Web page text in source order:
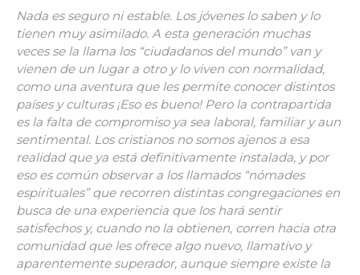
Nada es seguro ni estable. Los jóvenes lo saben y lo
tienen muy asimilado. A esta generación muchas
veces se la llama los “ciudadanos del mundo” van y
vienen de un lugar a otro y lo viven con normalidad,
como una aventura que les permite conocer distintos
países y culturas ¡Eso es bueno! Pero la contrapartida
es la falta de compromiso ya sea laboral, familiar y aun
sentimental. Los cristianos no somos ajenos a esa
realidad que ya está definitivamente instalada, y por
eso es común observar a los llamados “nómades
espirituales” que recorren distintas congregaciones en
busca de una experiencia que los hará sentir
satisfechos y, cuando no la obtienen, corren hacia otra
comunidad que les ofrece algo nuevo, llamativo y
aparentemente superador, aunque siempre existe la